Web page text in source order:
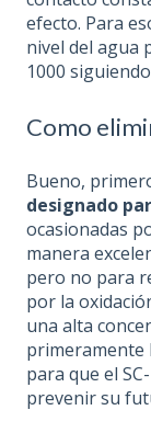
efecto. Para
nivel del agua
1000 siguiendo
Como
Bueno,
designado
ocasionadas
manera
pero no para
por la
una alta
primeramente
para que el
prevenir su